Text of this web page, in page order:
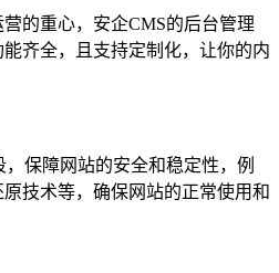
的重心，安企CMS的后台管理
齐全，且支持定制化，让你的内
保障网站的安全和稳定性，例
技术等，确保网站的正常使用和